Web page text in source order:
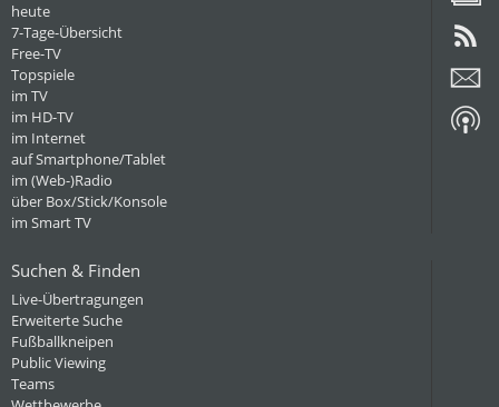
heute
7-Tage-Übersicht
Free-TV
Topspiele
im TV
im HD-TV
im Internet
auf Smartphone/Tablet
im (Web-)Radio
über Box/Stick/Konsole
im Smart TV
Suchen & Finden
Live-Übertragungen
Erweiterte Suche
Fußballkneipen
Public Viewing
Teams